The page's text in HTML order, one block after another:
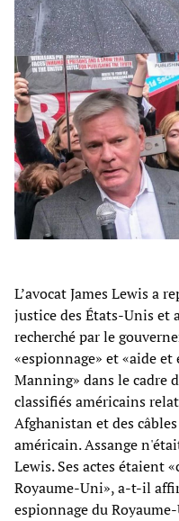
L’avocat James Lewis a
justice des États-Unis et
recherché par le
«espionnage» et «aide et
Manning» dans le cadre
classifiés américains
Afghanistan et des
américain. Assange
Lewis. Ses actes étaient
Royaume-Uni», a-t-il
espionnage du